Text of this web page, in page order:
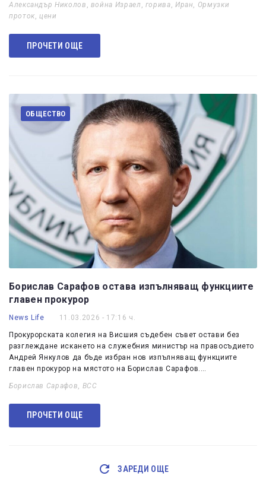
Александър Николов , война Израел , горива, Иран, Ормузки
проток,цени
ПРОЧЕТИ ОЩЕ
ОБЩЕСТВО
Борислав Сарафов остава изпълняващ функциите
главен прокурор
News Life 11.03.2026 - 17:16 ч.
Прокурорската колегия на Висшия съдебен съвет остави без
разглеждане искането на служебния министър на правосъдието
Андрей Янкулов да бъде избран нов изпълняващ функциите
главен прокурор на мястото на Борислав Сарафов.…
Борислав Сарафов ВСС
ПРОЧЕТИ ОЩЕ
ЗАРЕДИ ОЩЕ